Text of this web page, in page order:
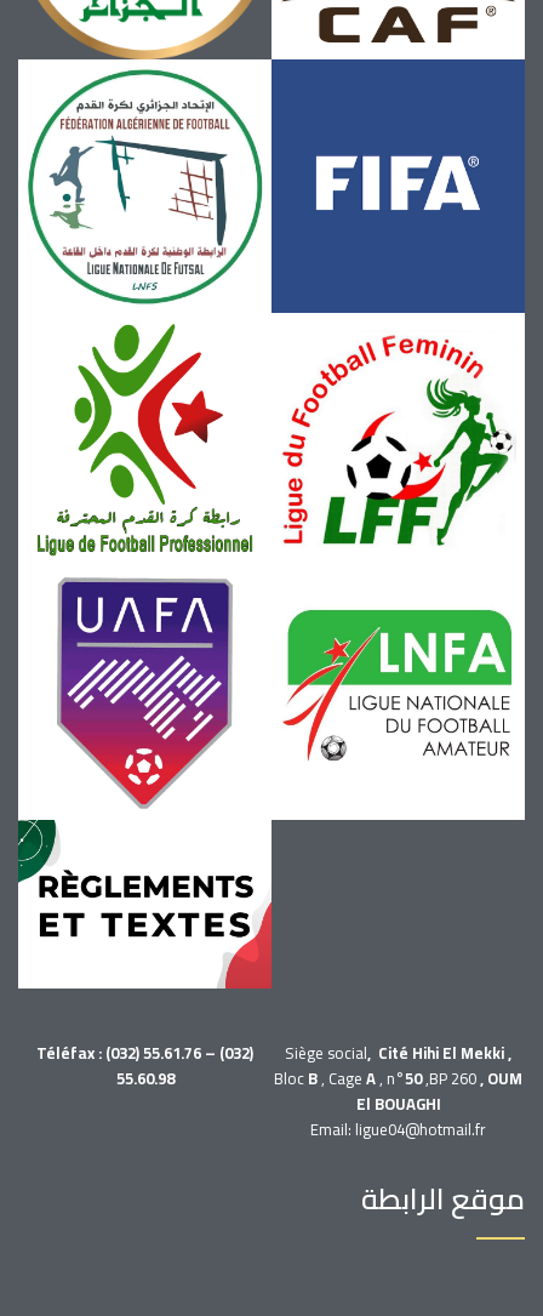
Siège social, Cité Hihi El Mekki ,
BlocB, CageA, n°50,BP 260, OUM
El BOUAGHI
Téléfax : (032) 55.61.76 – (032)
55.60.98
Email: ligue04@hotmail.fr
موقع الرابطة